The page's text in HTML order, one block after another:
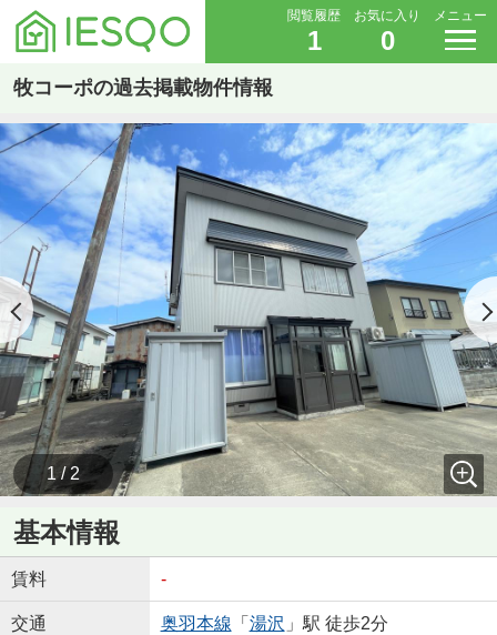
閲覧履歴
1
お気に入り
0
メニュー
牧コーポの過去掲載物件情報
1 / 2
基本情報
賃料 -
交通 奥羽本線 「 湯沢 」駅 徒歩2分